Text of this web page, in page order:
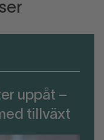
uppåt –
tillväxt